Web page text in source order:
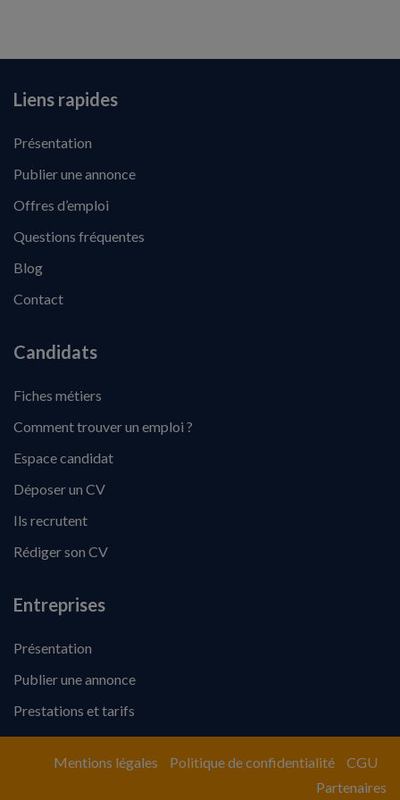
Liens rapides
Présentation
Publier une annonce
Offres d’emploi
Questions fréquentes
Blog
Contact
Candidats
Fiches métiers
Comment trouver un emploi ?
Espace candidat
Déposer un CV
Ils recrutent
Rédiger son CV
Entreprises
Présentation
Publier une annonce
Prestations et tarifs
Mentions légales Politique de confidentialité
CGU
Partenaires